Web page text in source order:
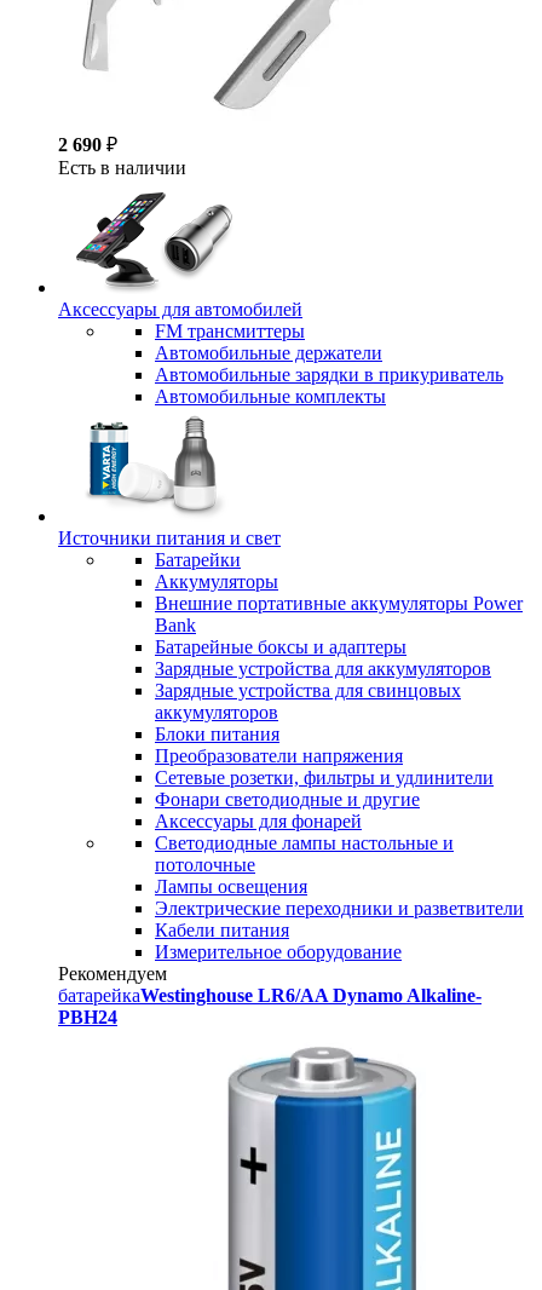
2 690 ₽
Есть в наличии
Аксессуары для автомобилей
FM трансмиттеры
Автомобильные держатели
Автомобильные зарядки в прикуриватель
Автомобильные комплекты
Источники питания и свет
Батарейки
Аккумуляторы
Внешние портативные аккумуляторы Power
Bank
Батарейные боксы и адаптеры
Зарядные устройства для аккумуляторов
Зарядные устройства для свинцовых
аккумуляторов
Блоки питания
Преобразователи напряжения
Сетевые розетки, фильтры и удлинители
Фонари светодиодные и другие
Аксессуары для фонарей
Светодиодные лампы настольные и
потолочные
Лампы освещения
Электрические переходники и разветвители
Кабели питания
Измерительное оборудование
Рекомендуем
батарейкаWestinghouse LR6/AA Dynamo Alkaline-
PBH24